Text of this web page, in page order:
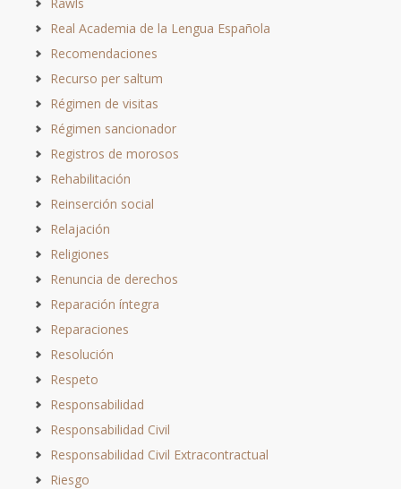
Real Academia de la Lengua Española
Recomendaciones
Recurso per saltum
Régimen de visitas
Régimen sancionador
Registros de morosos
Rehabilitación
Reinserción social
Relajación
Religiones
Renuncia de derechos
Reparación íntegra
Reparaciones
Resolución
Respeto
Responsabilidad
Responsabilidad Civil
Responsabilidad Civil Extracontractual
Riesgo